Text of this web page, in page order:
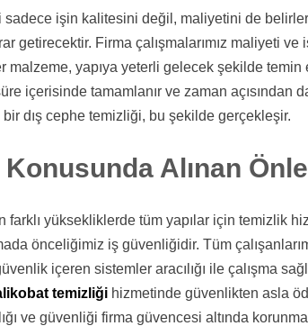
işin kalitesini değil, maliyetini de
getirecektir. Firma çalışmalarımız maliyeti
malzeme, yapıya yeterli gelecek şekilde temin
içerisinde tamamlanır ve zaman açısından
dış cephe temizliği, bu şekilde gerçekleşir.
Alınan
yüksekliklerde tüm yapılar için temizlik
önceliğimiz iş güvenliğidir. Tüm
içeren sistemler aracılığı ile çalışma
temizliği hizmetinde güvenlikten asla
ve güvenliği firma güvencesi altında